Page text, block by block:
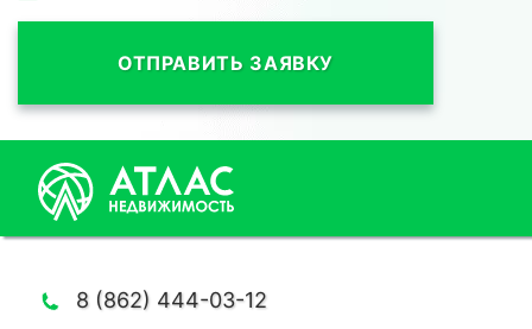
ОТПРАВИТЬ ЗАЯВКУ
8 (862) 444-03-12